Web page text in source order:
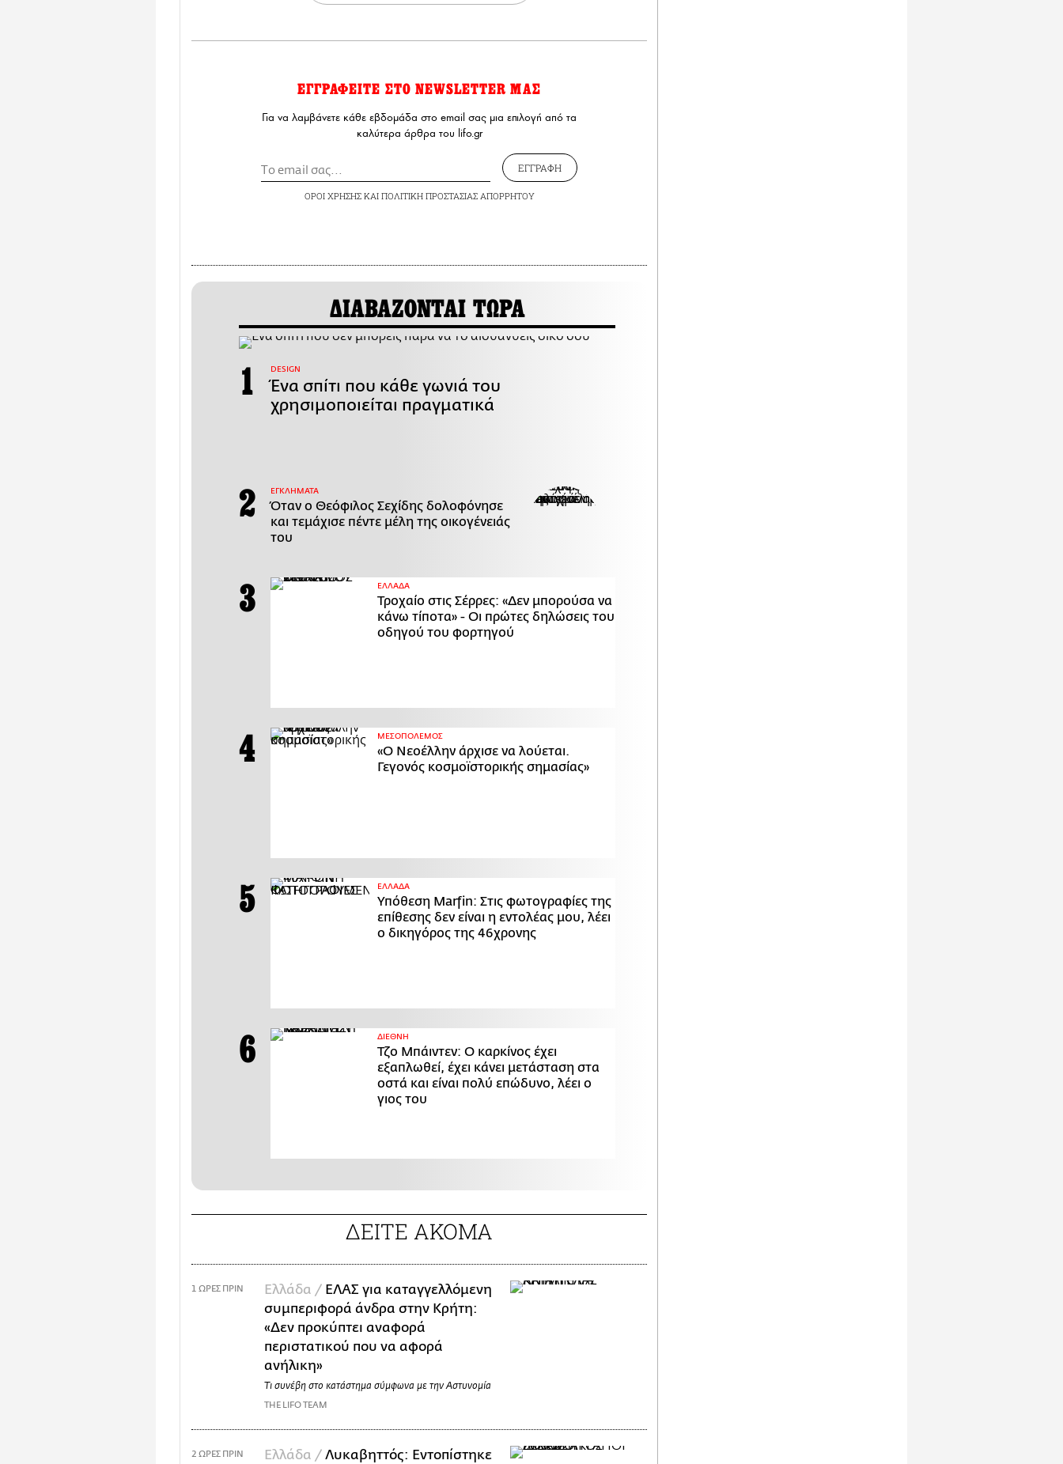
ΕΓΓΡΑΦΕΙΤΕ ΣΤΟ NEWSLETTER ΜΑΣ
Για να λαμβάνετε κάθε εβδομάδα στο email σας μια επιλογή από τα
καλύτερα άρθρα του lifo.gr
ΕΓΓΡΑΦΗ
ΟΡΟΙ ΧΡΗΣΗΣΚΑΙ ΠΟΛΙΤΙΚΗ ΠΡΟΣΤΑΣΙΑΣ ΑΠΟΡΡΗΤΟΥ
ΔΙΑΒΑΖΟΝΤΑΙ ΤΩΡΑ
DESIGN
Ένα σπίτι που κάθε γωνιά του
χρησιμοποιείται πραγματικά
ΕΓΚΛΗΜΑΤΑ
Όταν ο Θεόφιλος Σεχίδης δολοφόνησε
και τεμάχισε πέντε μέλη της οικογένειάς
του
ΕΛΛΑΔΑ
Τροχαίο στις Σέρρες: «Δεν μπορούσα να
κάνω τίποτα» - Οι πρώτες δηλώσεις του
οδηγού του φορτηγού
ΜΕΣΟΠΟΛΕΜΟΣ
«Ο Νεοέλλην άρχισε να λούεται.
Γεγονός κοσμοϊστορικής σημασίας»
ΕΛΛΑΔΑ
Υπόθεση Marfin: Στις φωτογραφίες της
επίθεσης δεν είναι η εντολέας μου, λέει
ο δικηγόρος της 46χρονης
ΔΙΕΘΝΗ
Τζο Μπάιντεν: Ο καρκίνος έχει
εξαπλωθεί, έχει κάνει μετάσταση στα
οστά και είναι πολύ επώδυνο, λέει ο
γιος του
ΔΕΙΤΕ ΑΚΟΜΑ
Ελλάδα / ΕΛΑΣ για καταγγελλόμενη
συμπεριφορά άνδρα στην Κρήτη:
«Δεν προκύπτει αναφορά
περιστατικού που να αφορά
ανήλικη»
Τι συνέβη στο κατάστημα σύμφωνα με την Αστυνομία
THE LIFO TEAM
1 ΩΡΕΣ ΠΡΙΝ
Ελλάδα /Λυκαβηττός: Εντοπίστηκε
2 ΩΡΕΣ ΠΡΙΝ